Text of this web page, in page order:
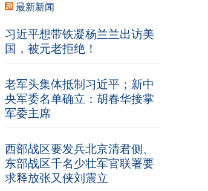
最新新闻
习近平想带铁凝杨兰兰出访美
国，被元老拒绝！
老军头集体抵制习近平；新中
央军委名单确立：胡春华接掌
军委主席
西部战区要发兵北京清君侧、
东部战区千名少壮军官联署要
求释放张又侠刘震立